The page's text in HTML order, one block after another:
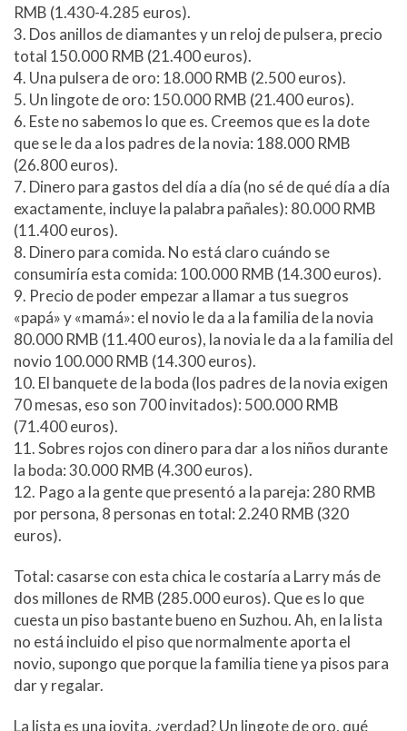
RMB (1.430-4.285 euros).
3. Dos anillos de diamantes y un reloj de pulsera, precio
total 150.000 RMB (21.400 euros).
4. Una pulsera de oro: 18.000 RMB (2.500 euros).
5. Un lingote de oro: 150.000 RMB (21.400 euros).
6. Este no sabemos lo que es. Creemos que es la dote
que se le da a los padres de la novia: 188.000 RMB
(26.800 euros).
7. Dinero para gastos del día a día (no sé de qué día a día
exactamente, incluye la palabra pañales): 80.000 RMB
(11.400 euros).
8. Dinero para comida. No está claro cuándo se
consumiría esta comida: 100.000 RMB (14.300 euros).
9. Precio de poder empezar a llamar a tus suegros
«papá» y «mamá»: el novio le da a la familia de la novia
80.000 RMB (11.400 euros), la novia le da a la familia del
novio 100.000 RMB (14.300 euros).
10. El banquete de la boda (los padres de la novia exigen
70 mesas, eso son 700 invitados): 500.000 RMB
(71.400 euros).
11. Sobres rojos con dinero para dar a los niños durante
la boda: 30.000 RMB (4.300 euros).
12. Pago a la gente que presentó a la pareja: 280 RMB
por persona, 8 personas en total: 2.240 RMB (320
euros).
Total: casarse con esta chica le costaría a Larry más de
dos millones de RMB (285.000 euros). Que es lo que
cuesta un piso bastante bueno en Suzhou. Ah, en la lista
no está incluido el piso que normalmente aporta el
novio, supongo que porque la familia tiene ya pisos para
dar y regalar.
La lista es una joyita, ¿verdad? Un lingote de oro, qué